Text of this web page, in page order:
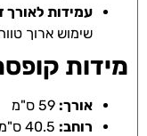
עמידות לאורך
שימוש ארוך
מידות קופסת
אורך:
רוחב: